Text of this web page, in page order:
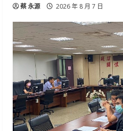
蔡 永源 2026 年 8 月 7 日